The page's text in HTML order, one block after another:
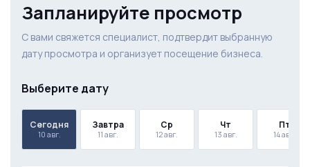
Запланируйте просмотр
С вами свяжется специалист, подтвердит выбранную
дату просмотра и организует посещение бизнеса.
Выберите дату
Сегодня
10 авг.
Завтра
11 авг.
Ср
12 авг.
Чт
13 авг.
Пт
14 авг.